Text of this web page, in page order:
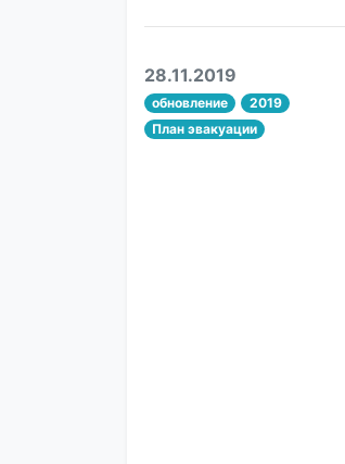
28.11.2019
обновление
2019
План эвакуации